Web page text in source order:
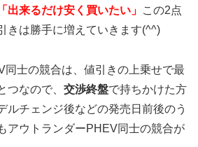
出来るだけ安く買いたい」 この2点
きは勝手に増えていきます(^^)
同士の競合は、値引きの上乗せで最
つなので、 交渉終盤で持ちかけた方
ルチェンジ後などの発売日前後のう
アウトランダーPHEV同士の競合が